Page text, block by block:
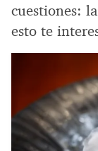
cuestiones:
esto te